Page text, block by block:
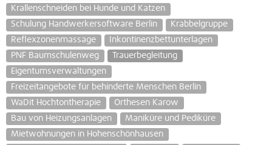
Krallenschneiden bei Hunde und Katzen
Schulung Handwerkersoftware Berlin
Krabbelgruppe
Reflexzonenmassage
Inkontinenzbettunterlagen
PNF Baumschulenweg
Trauerbegleitung
Eigentumsverwaltungen
Freizeitangebote für behinderte Menschen Berlin
WaDit Hochtontherapie
Orthesen Karow
Bau von Heizungsanlagen
Maniküre und Pediküre
Mietwohnungen in Hohenschönhausen